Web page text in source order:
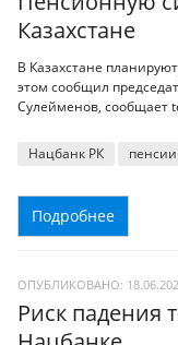
Казахстане
В Казахстане
этом сообщил
Сулейменов, сообщает
Нацбанк РК пенсии
Подробнее
ОПУБЛИКОВАНО:
Риск падения